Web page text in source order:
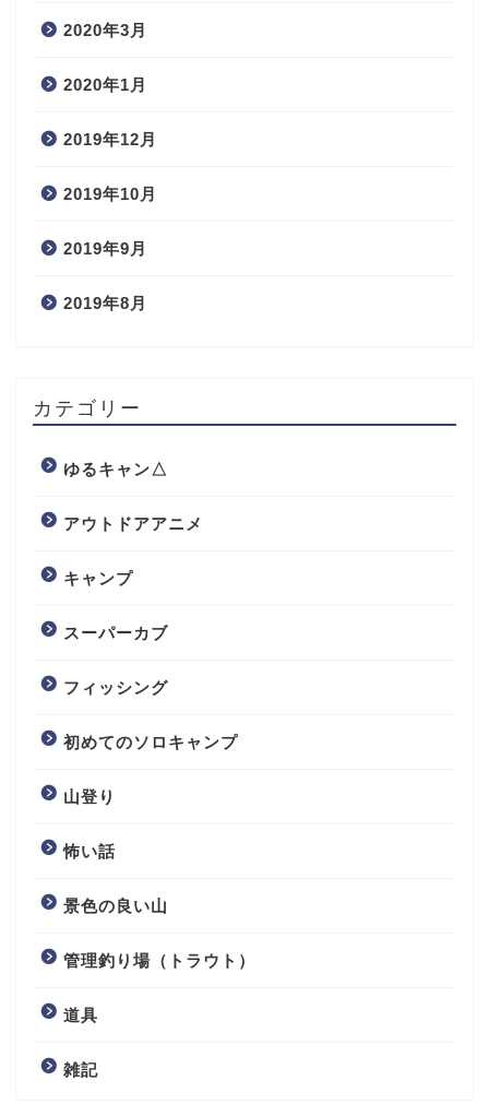
2020年3月
2020年1月
2019年12月
2019年10月
2019年9月
2019年8月
カテゴリー
ゆるキャン△
アウトドアアニメ
キャンプ
スーパーカブ
フィッシング
初めてのソロキャンプ
山登り
怖い話
景色の良い山
管理釣り場（トラウト）
道具
雑記